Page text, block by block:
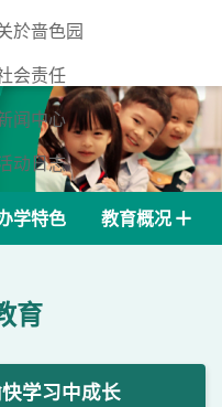
於啬色园
会责任
闻中心
动日志
络我们
学特色 教育概况
育
学习中成长